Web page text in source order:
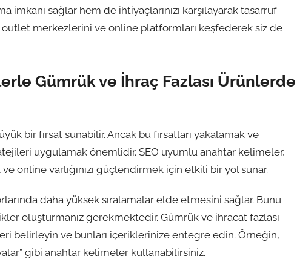
sağlar hem de ihtiyaçlarınızı karşılayarak tasarruf
outlet merkezlerini ve online platformları keşfederek siz de
Gümrük ve İhraç Fazlası Ürünlerde
bir fırsat sunabilir. Ancak bu fırsatları yakalamak ve
uygulamak önemlidir. SEO uyumlu anahtar kelimeler,
online varlığınızı güçlendirmek için etkili bir yol sunar.
daha yüksek sıralamalar elde etmesini sağlar. Bunu
oluşturmanız gerekmektedir. Gümrük ve ihracat fazlası
belirleyin ve bunları içeriklerinize entegre edin. Örneğin,
gibi anahtar kelimeler kullanabilirsiniz.